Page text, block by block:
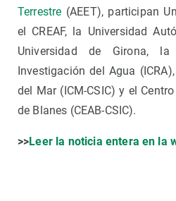
Terrestre (AEET), participan
el CREAF, la Universidad
Universidad de Girona,
Investigación del Agua
del Mar (ICM-CSIC) y el
de Blanes (CEAB-CSIC).
>>Leer la noticia entera en la